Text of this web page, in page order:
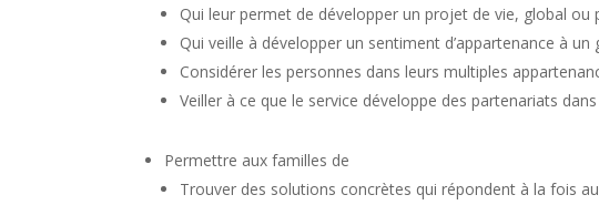
Qui leur permet de développer un projet de vie, global ou
Qui veille à développer un sentiment d’appartenance à
Considérer les personnes dans leurs multiples
Veiller à ce que le service développe des partenariats
Permettre aux familles de
Trouver des solutions concrètes qui répondent à la fois